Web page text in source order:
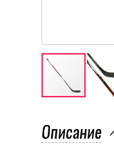
Описание